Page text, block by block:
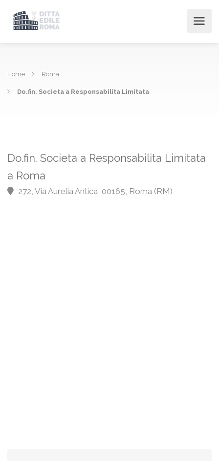
Home Roma
Do.fin. Societa a Responsabilita Limitata
Do.fin. Societa a Responsabilita Limitata
a Roma
272, Via Aurelia Antica, 00165, Roma (RM)